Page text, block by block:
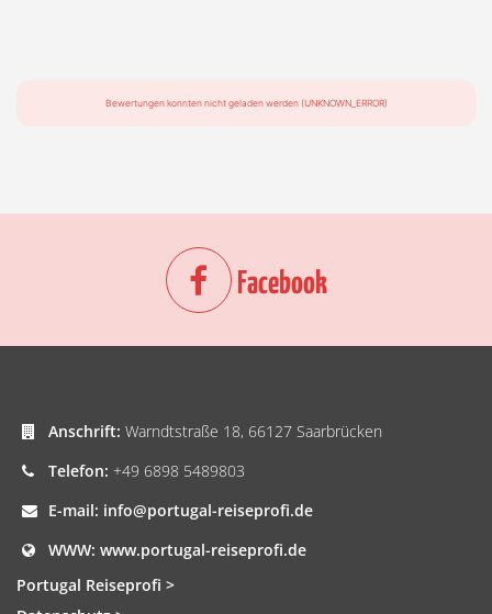
Bewertungen konnten nicht geladen werden (UNKNOWN_ERROR)
Facebook
Anschrift: Warndtstraße 18, 66127 Saarbrücken
Telefon: +49 6898 5489803
E-mail: info@portugal-reiseprofi.de
WWW: www.portugal-reiseprofi.de
Portugal Reiseprofi >